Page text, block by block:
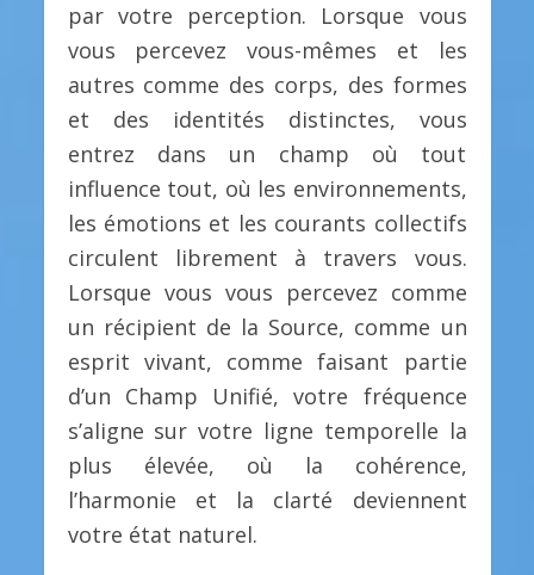
par votre perception. Lorsque vous
vous percevez vous-mêmes et les
autres comme des corps, des formes
et des identités distinctes, vous
entrez dans un champ où tout
influence tout, où les environnements,
les émotions et les courants collectifs
circulent librement à travers vous.
Lorsque vous vous percevez comme
un récipient de la Source, comme un
esprit vivant, comme faisant partie
d’un Champ Unifié, votre fréquence
s’aligne sur votre ligne temporelle la
plus élevée, où la cohérence,
l’harmonie et la clarté deviennent
votre état naturel.